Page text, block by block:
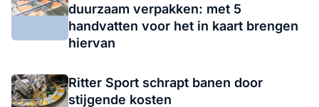
duurzaam verpakken: met 5
handvatten voor het in kaart brengen
hiervan
Ritter Sport schrapt banen door
stijgende kosten